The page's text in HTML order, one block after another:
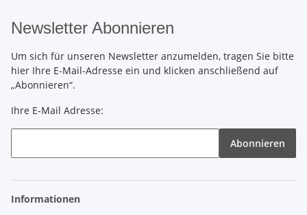
Newsletter Abonnieren
Um sich für unseren Newsletter anzumelden, tragen Sie bitte
hier Ihre E-Mail-Adresse ein und klicken anschließend auf
„Abonnieren“.
Ihre E-Mail Adresse:
Abonnieren
Informationen